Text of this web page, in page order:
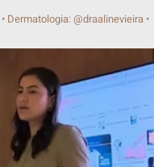
• Dermatologia: @draalinevieira •